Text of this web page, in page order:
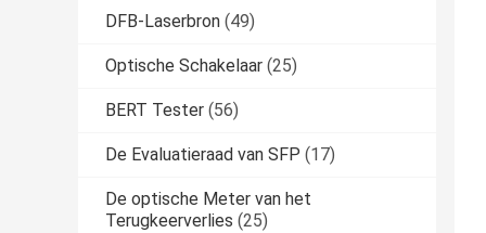
DFB-Laserbron (49)
Optische Schakelaar (25)
BERT Tester (56)
De Evaluatieraad van SFP (17)
De optische Meter van het
Terugkeerverlies (25)